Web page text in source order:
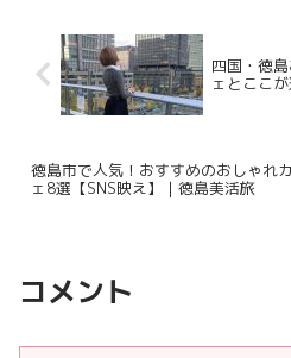
四国・徳
ェとここが
徳島市で人気！おすすめのおしゃれ
ェ8選【SNS映え】｜徳島美活旅
コメント